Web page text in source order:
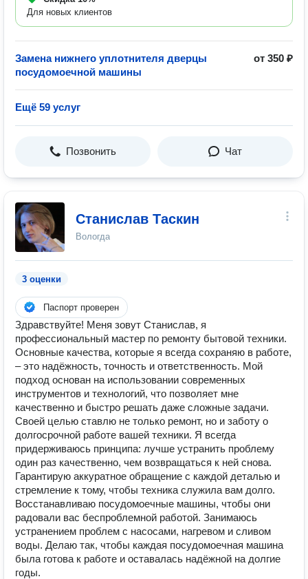
Для новых клиентов
Замена нижнего уплотнителя дверцы
посудомоечной машины
от 350 ₽
Ещё 59 услуг
Позвонить Чат
Станислав Таскин
Вологда
3 оценки
Паспорт проверен
Здравствуйте! Меня зовут Станислав, я
профессиональный мастер по ремонту бытовой техники.
Основные качества, которые я всегда сохраняю в работе,
– это надёжность, точность и ответственность. Мой
подход основан на использовании современных
инструментов и технологий, что позволяет мне
качественно и быстро решать даже сложные задачи.
Своей целью ставлю не только ремонт, но и заботу о
долгосрочной работе вашей техники. Я всегда
придерживаюсь принципа: лучше устранить проблему
один раз качественно, чем возвращаться к ней снова.
Гарантирую аккуратное обращение с каждой деталью и
стремление к тому, чтобы техника служила вам долго.
Восстанавливаю посудомоечные машины, чтобы они
радовали вас беспроблемной работой. Занимаюсь
устранением проблем с насосами, нагревом и сливом
воды. Делаю так, чтобы каждая посудомоечная машина
была готова к работе и оставалась надёжной на долгие
годы.